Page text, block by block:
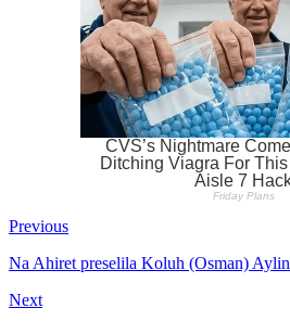
Previous
Na Ahiret preselila Koluh (Osman) Aylin
Next